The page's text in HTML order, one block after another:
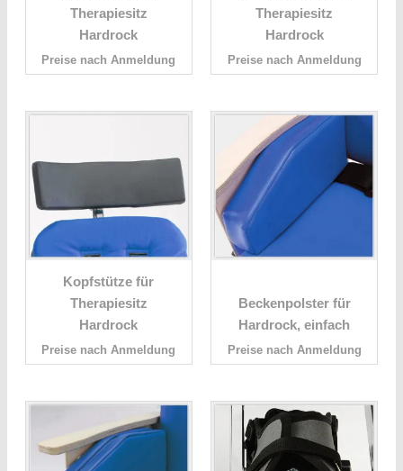
Therapiesitz
Hardrock
Preise nach Anmeldung
Therapiesitz
Hardrock
Preise nach Anmeldung
Kopfstütze für
Therapiesitz
Hardrock
Preise nach Anmeldung
Beckenpolster für
Hardrock, einfach
Preise nach Anmeldung